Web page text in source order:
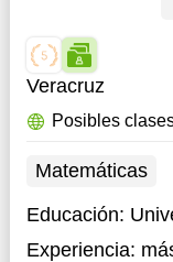
Veracruz
Posibles
Matemáticas
Educación:
Experiencia: